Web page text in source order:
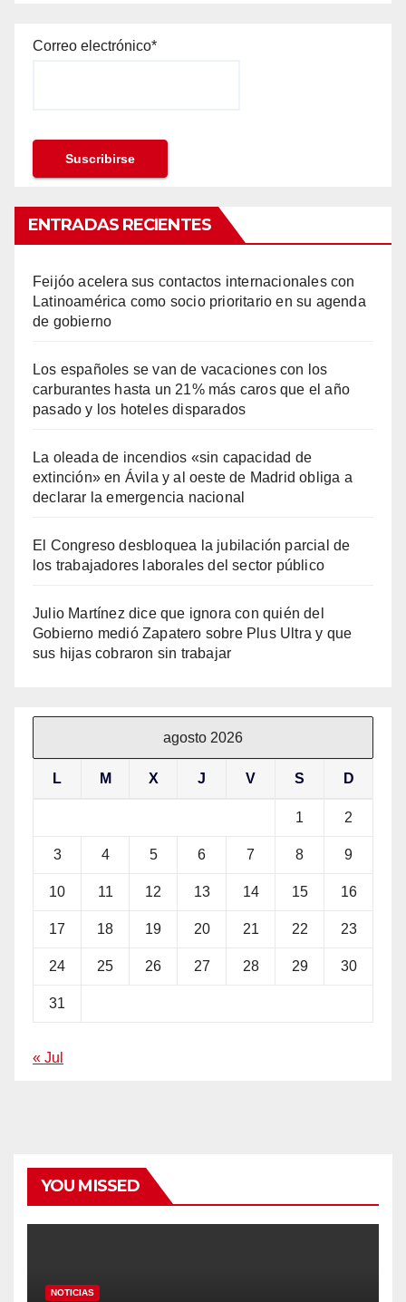
Correo electrónico*
ENTRADAS RECIENTES
Feijóo acelera sus contactos internacionales con
Latinoamérica como socio prioritario en su agenda
de gobierno
Los españoles se van de vacaciones con los
carburantes hasta un 21% más caros que el año
pasado y los hoteles disparados
La oleada de incendios «sin capacidad de
extinción» en Ávila y al oeste de Madrid obliga a
declarar la emergencia nacional
El Congreso desbloquea la jubilación parcial de
los trabajadores laborales del sector público
Julio Martínez dice que ignora con quién del
Gobierno medió Zapatero sobre Plus Ultra y que
sus hijas cobraron sin trabajar
agosto 2026
L M X J V S D
1 2
3 4 5 6 7 8 9
10 11 12 13 14 15 16
17 18 19 20 21 22 23
24 25 26 27 28 29 30
31
« Jul
YOU MISSED
NOTICIAS